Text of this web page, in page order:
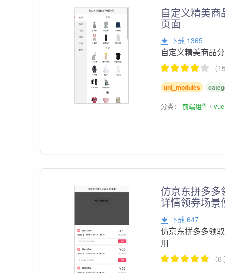
自定义精美
页面
下载 1365
自定义精美商品
（
uni_modules
分类：前端组件
仿京东拼多多
详情领券场景
下载 647
仿京东拼多多领
用
（